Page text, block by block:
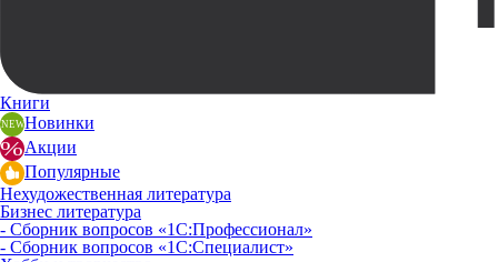
Книги
Новинки
Акции
Популярные
Нехудожественная литература
Бизнес литература
- Сборник вопросов «1С:Профессионал»
- Сборник вопросов «1С:Специалист»